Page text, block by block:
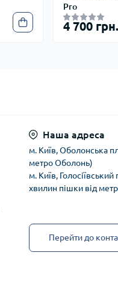
Pro
4 700
Наша адреса
м. Київ, Оболонська
метро Оболонь)
м. Київ,
хвилин пішки від
Перейти до